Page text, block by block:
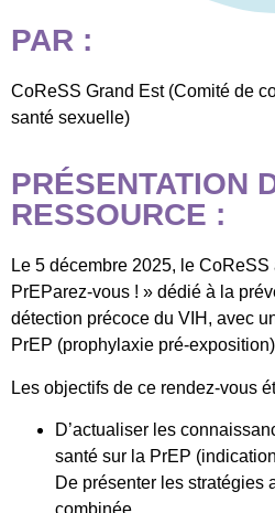
PAR :
CoReSS Grand Est (Comité de
santé sexuelle)
PRÉSENTATION
RESSOURCE :
Le 5 décembre 2025, le
PrEParez-vous ! » dédié à la
détection précoce du VIH, avec
PrEP (prophylaxie pré-
Les objectifs de ce rendez-vous
D’actualiser les
santé sur la PrEP
De présenter les stratégies
combinée